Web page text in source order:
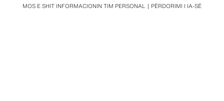
MOS E SHIT INFORMACIONIN TIM PERSONAL PËRDORIMI I IA-SË